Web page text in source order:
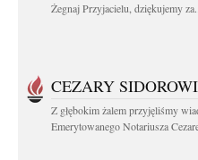
Żegnaj Przyjacielu, dziękujemy
CEZARY
Z głębokim żalem przyjęliśmy
Emerytowanego Notariusza